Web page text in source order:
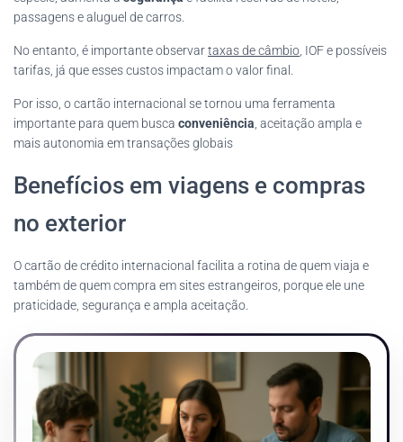
passagens e aluguel de carros.
No entanto, é importante observartaxas de câmbio , IOF e possíveis
tarifas, já que esses custos impactam o valor final.
Por isso, o cartão internacional se tornou uma ferramenta
importante para quem busca conveniência , aceitação ampla e
mais autonomia em transações globais
Benefícios em viagens e compras
no exterior
O cartão de crédito internacional facilita a rotina de quem viaja e
também de quem compra em sites estrangeiros, porque ele une
praticidade, segurança e ampla aceitação.